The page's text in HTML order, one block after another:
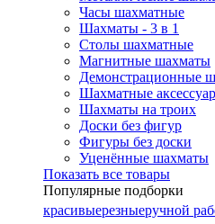
Часы шахматные
Шахматы - 3 в 1
Столы шахматные
Магнитные шахматы
Демонстрационные
Шахматные
Шахматы на троих
Доски без фигур
Фигуры без доски
Уценённые шахматы
Показать все товары
Популярные подборки
красивыерезныеручной